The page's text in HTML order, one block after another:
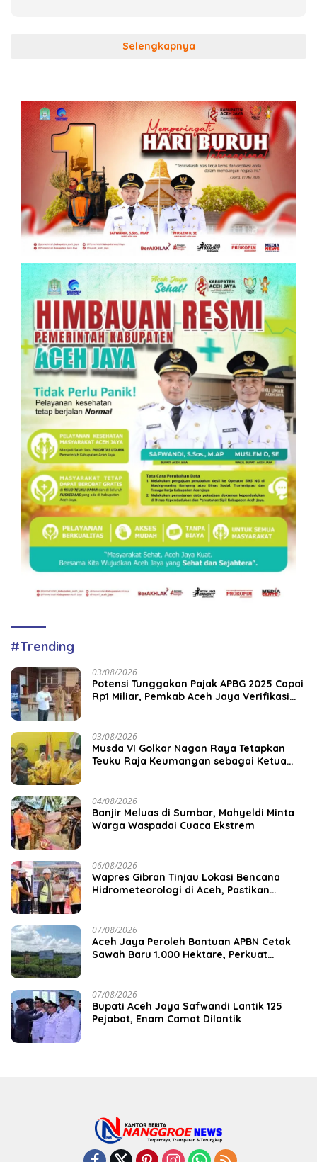
Selengkapnya
#Trending
03/08/2026
Potensi Tunggakan Pajak APBG 2025 Capai
Rp1 Miliar, Pemkab Aceh Jaya Verifikasi
03/08/2026
Musda VI Golkar Nagan Raya Tetapkan
Teuku Raja Keumangan sebagai Ketua
04/08/2026
Banjir Meluas di Sumbar, Mahyeldi Minta
Warga Waspadai Cuaca Ekstrem
06/08/2026
Wapres Gibran Tinjau Lokasi Bencana
Hidrometeorologi di Aceh, Pastikan
07/08/2026
Aceh Jaya Peroleh Bantuan APBN Cetak
Sawah Baru 1.000 Hektare, Perkuat
07/08/2026
Bupati Aceh Jaya Safwandi Lantik 125
Pejabat, Enam Camat Dilantik